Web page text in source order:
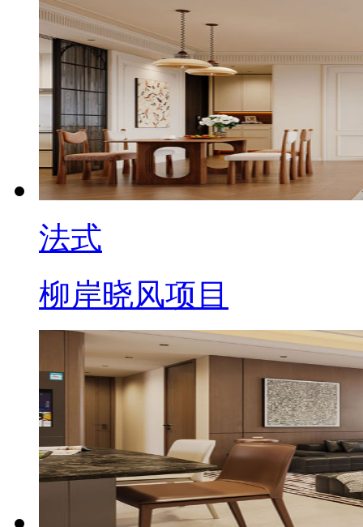
法式
柳岸晓风项目